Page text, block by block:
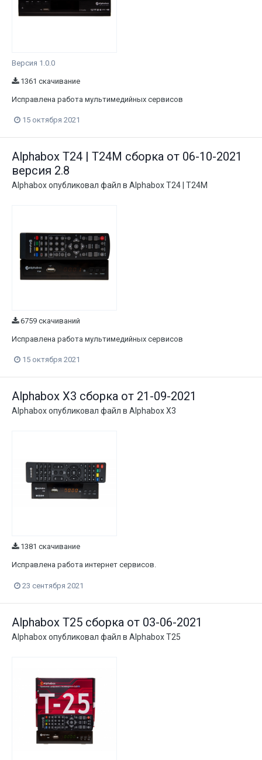
Версия 1.0.0
1361 скачивание
Исправлена работа мультимедийных сервисов
15 октября 2021
Alphabox T24 | T24M сборка от 06-10-2021
версия 2.8
Alphaboxопубликовал файл в Alphabox T24 | T24M
6759 скачиваний
Исправлена работа мультимедийных сервисов
15 октября 2021
Alphabox X3 сборка от 21-09-2021
Alphaboxопубликовал файл в Alphabox X3
1381 скачивание
Исправлена работа интернет сервисов.
23 сентября 2021
Alphabox T25 сборка от 03-06-2021
Alphaboxопубликовал файл в Alphabox T25